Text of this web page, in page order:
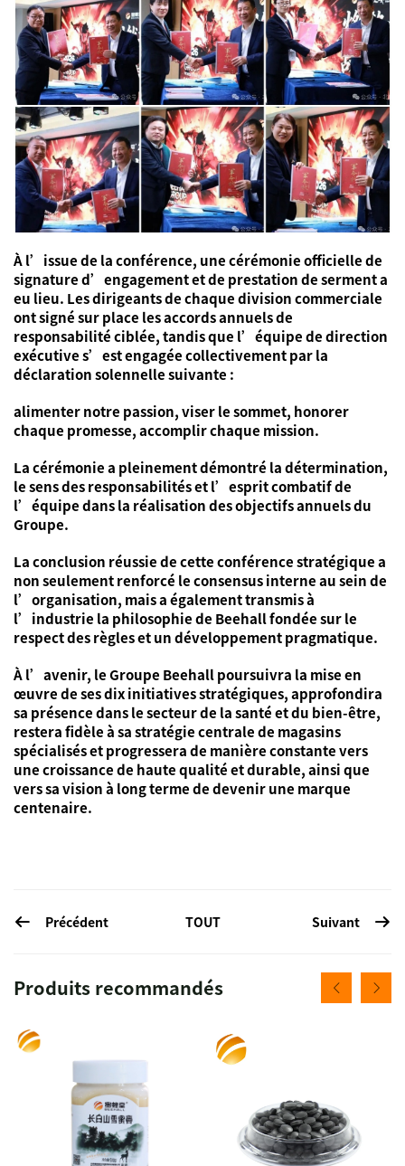
À l’issue de la conférence, une cérémonie officielle de
signature d’engagement et de prestation de serment a
eu lieu. Les dirigeants de chaque division commerciale
ont signé sur place les accords annuels de
responsabilité ciblée, tandis que l’équipe de direction
exécutive s’est engagée collectivement par la
déclaration solennelle suivante :
alimenter notre passion, viser le sommet, honorer
chaque promesse, accomplir chaque mission.
La cérémonie a pleinement démontré la détermination,
le sens des responsabilités et l’esprit combatif de
l’équipe dans la réalisation des objectifs annuels du
Groupe.
La conclusion réussie de cette conférence stratégique a
non seulement renforcé le consensus interne au sein de
l’organisation, mais a également transmis à
l’industrie la philosophie de Beehall fondée sur le
respect des règles et un développement pragmatique.
À l’avenir, le Groupe Beehall poursuivra la mise en
œuvre de ses dix initiatives stratégiques, approfondira
sa présence dans le secteur de la santé et du bien-être,
restera fidèle à sa stratégie centrale de magasins
spécialisés et progressera de manière constante vers
une croissance de haute qualité et durable, ainsi que
vers sa vision à long terme de devenir une marque
centenaire.
Précédent TOUT Suivant
Produits recommandés